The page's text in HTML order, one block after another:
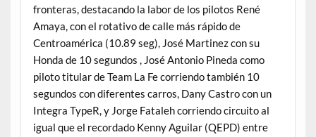
fronteras, destacando la labor de los pilotos René
Amaya, con el rotativo de calle más rápido de
Centroamérica (10.89 seg), José Martinez con su
Honda de 10 segundos , José Antonio Pineda como
piloto titular de Team La Fe corriendo también 10
segundos con diferentes carros, Dany Castro con un
Integra TypeR, y Jorge Fataleh corriendo circuito al
igual que el recordado Kenny Aguilar (QEPD) entre